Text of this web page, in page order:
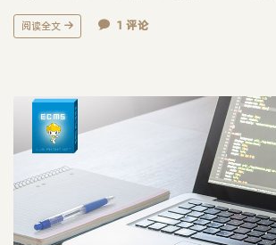
阅读全文 1 评论